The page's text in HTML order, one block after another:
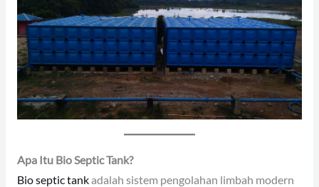
Apa Itu Bio Septic Tank?
Bio septic tankadalah sistem pengolahan limbah modern